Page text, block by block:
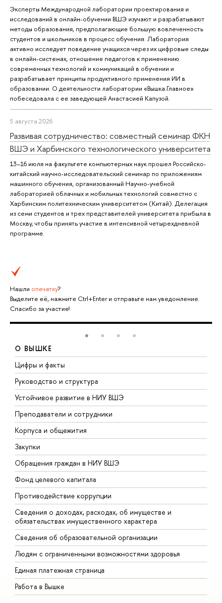
Эксперты Международной лаборатории проектирования и
исследований в онлайн-обучении ВШЭ изучают и разрабатывают
методы образования, предполагающие большую вовлеченность
студентов и школьников в процесс обучения. Лаборатория
активно исследует поведение учащихся через их цифровые следы
в онлайн-системах, отношение педагогов к применению
современных технологий и коммуникаций в обучении и
разрабатывает принципы продуктивного применения ИИ в
образовании. О деятельности лаборатории «Вышка.Главное»
побеседовала с ее заведующей Анастасией Капузой.
5 августа 2026
Развивая сотрудничество: совместный семинар ФКН
ВШЭ и Харбинского технологического университета
13–16 июля на факультете компьютерных наук прошел Российско-
китайский научно-исследовательский семинар по приложениям
машинного обучения, организованный Научно-учебной
лабораторией облачных и мобильных технологий совместно с
Харбинским политехническим университетом (Китай). Делегация
из семи студентов и трех представителей университета прибыла в
Москву, чтобы принять участие в интенсивной четырехдневной
программе.
Нашли опечатку?
Выделите её, нажмите Ctrl+Enter и отправьте нам уведомление.
Спасибо за участие!
О ВЫШКЕ
Цифры и факты
Руководство и структура
Устойчивое развитие в НИУ ВШЭ
Преподаватели и сотрудники
Корпуса и общежития
Закупки
Обращения граждан в НИУ ВШЭ
Фонд целевого капитала
Противодействие коррупции
Сведения о доходах, расходах, об имуществе и
обязательствах имущественного характера
Сведения об образовательной организации
Людям с ограниченными возможностями здоровья
Единая платежная страница
Работа в Вышке